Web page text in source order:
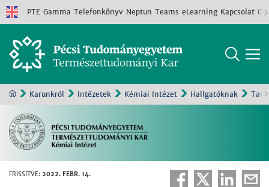
PTE Gamma Telefonkönyv Neptun Teams eLearning Kapcsolat
Karunkról Intézetek Kémiai Intézet Hallgatóknak
FRISSÍTVE: 2022. FEBR. 14.